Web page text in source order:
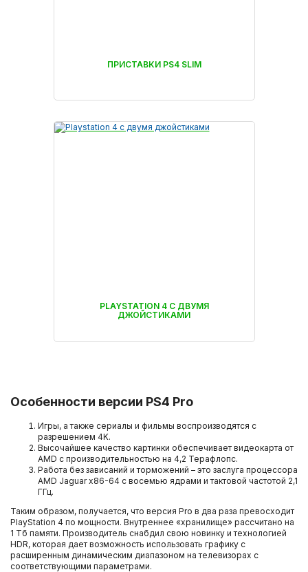
ПРИСТАВКИ PS4 SLIM
PLAYSTATION 4 С ДВУМЯ
ДЖОЙСТИКАМИ
Особенности версии PS4 Pro
Игры, а также сериалы и фильмы воспроизводятся с
разрешением 4K.
Высочайшее качество картинки обеспечивает видеокарта от
AMD с производительностью на 4,2 Терафлопс.
Работа без зависаний и торможений – это заслуга процессора
AMD Jaguar x86-64 с восемью ядрами и тактовой частотой 2,1
ГГц.
Таким образом, получается, что версия Pro в два раза превосходит
PlayStation 4 по мощности. Внутреннее «хранилище» рассчитано на
1 Тб памяти. Производитель снабдил свою новинку и технологией
HDR, которая дает возможность использовать графику с
расширенным динамическим диапазоном на телевизорах с
соответствующими параметрами.